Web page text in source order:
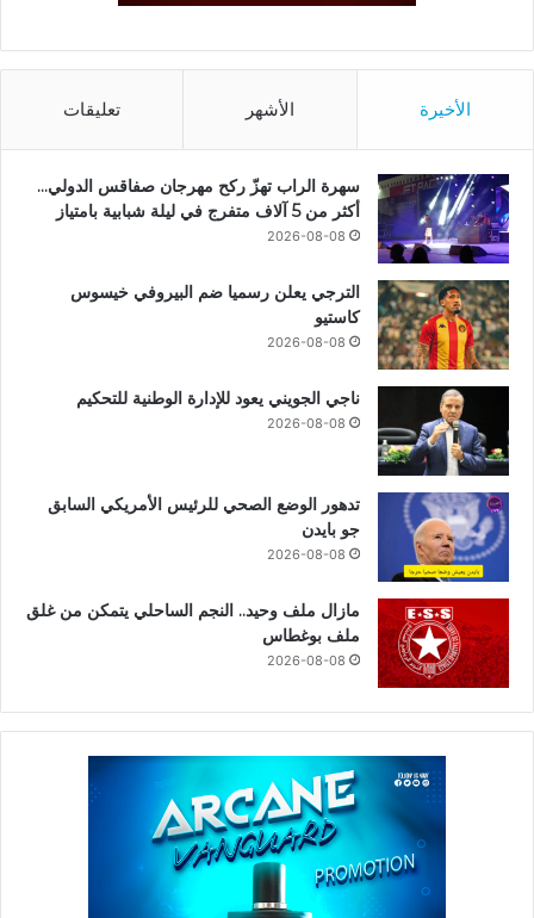
الأخيرة الأشهر تعليقات
سهرة الراب تهزّ ركح مهرجان صفاقس الدولي…
أكثر من 5 آلاف متفرج في ليلة شبابية بامتياز
2026-08-08
الترجي يعلن رسميا ضم البيروفي خيسوس
كاستيو
2026-08-08
ناجي الجويني يعود للإدارة الوطنية للتحكيم
2026-08-08
تدهور الوضع الصحي للرئيس الأمريكي السابق
جو بايدن
2026-08-08
مازال ملف وحيد.. النجم الساحلي يتمكن من غلق
ملف بوغطاس
2026-08-08